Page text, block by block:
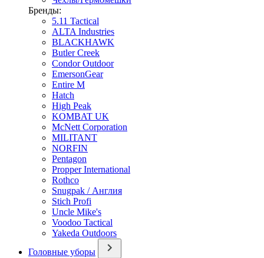
Бренды:
5.11 Tactical
ALTA Industries
BLACKHAWK
Butler Creek
Condor Outdoor
EmersonGear
Entire M
Hatch
High Peak
KOMBAT UK
McNett Corporation
MILITANT
NORFIN
Pentagon
Propper International
Rothco
Snugpak / Англия
Stich Profi
Uncle Mike's
Voodoo Tactical
Yakeda Outdoors
Головные уборы